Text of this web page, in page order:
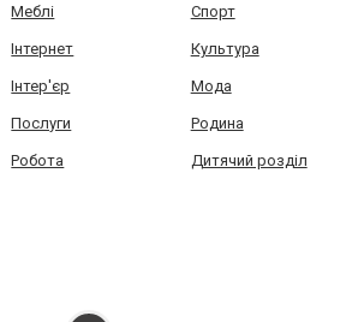
Меблі Спорт
Інтернет Культура
Інтер'єр Мода
Послуги Родина
Робота Дитячий розділ